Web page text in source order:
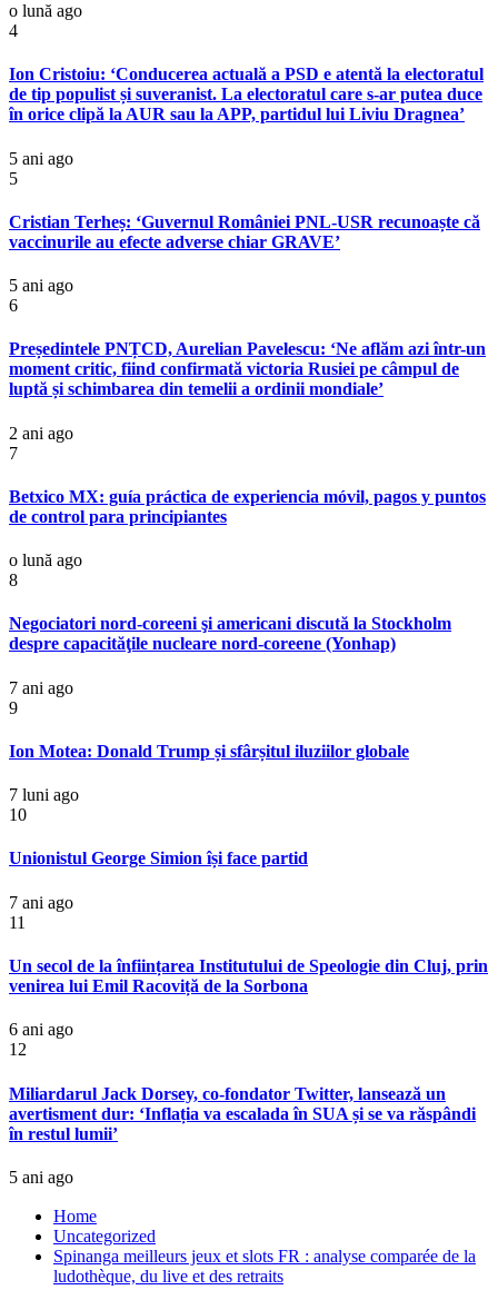
o lună ago
4
Ion Cristoiu: ‘Conducerea actuală a PSD e atentă la electoratul
de tip populist și suveranist. La electoratul care s-ar putea duce
în orice clipă la AUR sau la APP, partidul lui Liviu Dragnea’
5 ani ago
5
Cristian Terheș: ‘Guvernul României PNL-USR recunoaște că
vaccinurile au efecte adverse chiar GRAVE’
5 ani ago
6
Președintele PNȚCD, Aurelian Pavelescu: ‘Ne aflăm azi într-un
moment critic, fiind confirmată victoria Rusiei pe câmpul de
luptă și schimbarea din temelii a ordinii mondiale’
2 ani ago
7
Betxico MX: guía práctica de experiencia móvil, pagos y puntos
de control para principiantes
o lună ago
8
Negociatori nord-coreeni şi americani discută la Stockholm
despre capacităţile nucleare nord-coreene (Yonhap)
7 ani ago
9
Ion Motea: Donald Trump și sfârșitul iluziilor globale
7 luni ago
10
Unionistul George Simion își face partid
7 ani ago
11
Un secol de la înființarea Institutului de Speologie din Cluj, prin
venirea lui Emil Racoviță de la Sorbona
6 ani ago
12
Miliardarul Jack Dorsey, co-fondator Twitter, lansează un
avertisment dur: ‘Inflația va escalada în SUA și se va răspândi
în restul lumii’
5 ani ago
Home
Uncategorized
Spinanga meilleurs jeux et slots FR : analyse comparée de la
ludothèque, du live et des retraits